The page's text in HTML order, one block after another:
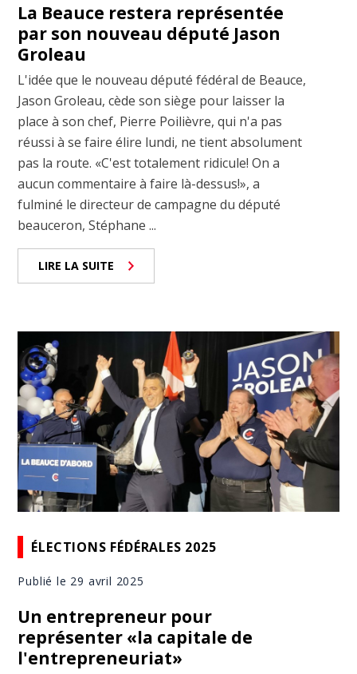
La Beauce restera représentée
par son nouveau député Jason
Groleau
L'idée que le nouveau député fédéral de Beauce,
Jason Groleau, cède son siège pour laisser la
place à son chef, Pierre Poilièvre, qui n'a pas
réussi à se faire élire lundi, ne tient absolument
pas la route. «C'est totalement ridicule! On a
aucun commentaire à faire là-dessus!», a
fulminé le directeur de campagne du député
beauceron, Stéphane ...
LIRE LA SUITE
ÉLECTIONS FÉDÉRALES 2025
Publié le 29 avril 2025
Un entrepreneur pour
représenter «la capitale de
l'entrepreneuriat»